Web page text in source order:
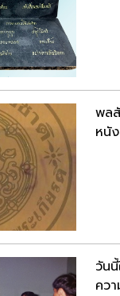
พล
หนั
วัน
คว